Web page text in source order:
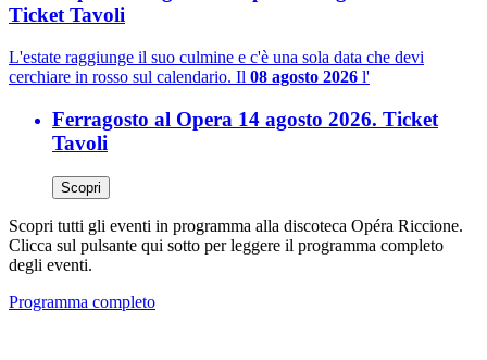
Ticket Tavoli
L'estate raggiunge il suo culmine e c'è una sola data che devi
cerchiare in rosso sul calendario. Il 08 agosto 2026 l'
Ferragosto al Opera 14 agosto 2026. Ticket
Tavoli
Scopri
Scopri tutti gli eventi in programma alla discoteca Opéra Riccione.
Clicca sul pulsante qui sotto per leggere il programma completo
degli eventi.
Programma completo